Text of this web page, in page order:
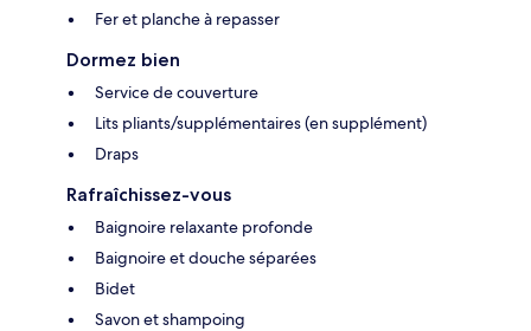
Fer et planche à repasser
Dormez bien
Service de couverture
Lits pliants/supplémentaires (en supplément)
Draps
Rafraîchissez-vous
Baignoire relaxante profonde
Baignoire et douche séparées
Bidet
Savon et shampoing